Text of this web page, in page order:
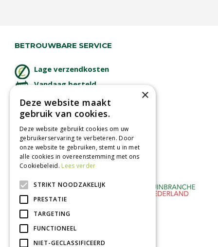
BETROUWBARE SERVICE
Lage verzendkosten
Vandaag besteld
Afhalen in tuincentrum
Betaal veilig
met iDeal - Wero
×
Deze website maakt
gebruik van cookies.
Deze website gebruikt cookies om uw
gebruikerservaring te verbeteren. Door
onze website te gebruiken, stemt u in met
alle cookies in overeenstemming met ons
Cookiebeleid. Lees verder
STRIKT NOODZAKELIJK
PRESTATIE
TARGETING
FUNCTIONEEL
NIET-GECLASSIFICEERD